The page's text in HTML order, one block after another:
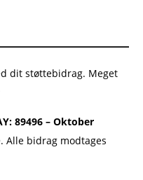
dit støttebidrag. Meget
89496 – Oktober
Alle bidrag modtages